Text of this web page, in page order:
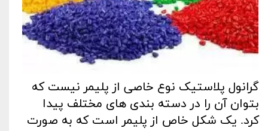
گرانول پلاستیک نوع خاصی از پلیمر نیست که
بتوان آن را در دسته‌ بندی‌ های مختلف پیدا
کرد. یک ‌شکل خاص از پلیمر است که به ‌صورت